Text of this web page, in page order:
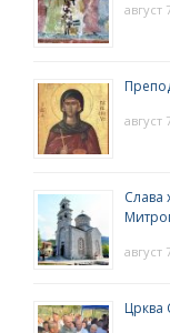
август
август
Слава
август
Црква